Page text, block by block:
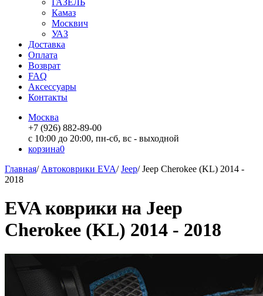
ГАЗЕЛЬ
Камаз
Москвич
УАЗ
Доставка
Оплата
Возврат
FAQ
Аксессуары
Контакты
Москва
+7 (926) 882-89-00
с 10:00 до 20:00, пн-сб, вс - выходной
корзина0
Главная/ Автоковрики EVA/Jeep/Jeep Cherokee (KL) 2014 -
2018
EVA коврики на Jeep
Cherokee (KL) 2014 - 2018